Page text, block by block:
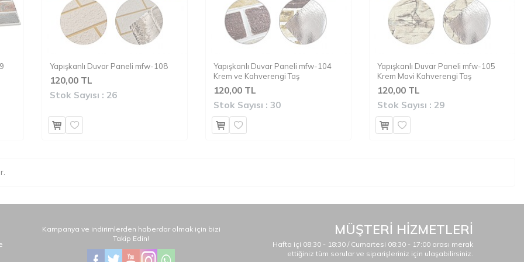
Yapışkanlı Duvar Paneli mfw-108
120,00 TL
Stok Sayısı : 26
Yapışkanlı Duvar Paneli mfw-104
Krem ve Kahverengi Taş
120,00 TL
Stok Sayısı : 30
Yapışkanlı Duvar Paneli mfw-105
Krem Mavi Kahverengi Taş
120,00 TL
Stok Sayısı : 29
Kampanya ve indirimlerden haberdar olmak için bizi
Takip Edin!
MÜŞTERİ HİZMETLERİ
Hafta içi 08:30 - 18:30 / Cumartesi 08:30 - 17:00 arası merak
ettiğiniz tüm sorular ve siparişleriniz için ulaşabilirsiniz.